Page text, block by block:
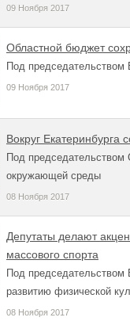
09 Ноября 2017
Областной бюджет
Под председательством
09 Ноября 2017
Вокруг Екатеринбурга
Под председательством
окружающей среды
08 Ноября 2017
Депутаты делают
массового спорта
Под председательством
развитию физической
08 Ноября 2017